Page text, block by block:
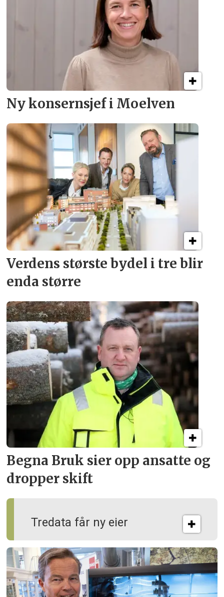
Ny konsern­sjef i Moelven
Verdens største bydel i tre blir
enda større
Tredata får ny eier
Begna Bruk sier opp ansatte og
dropper skift